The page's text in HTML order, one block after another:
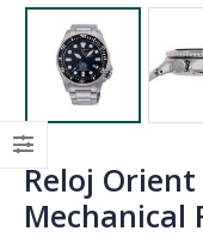
Reloj
Mechanical